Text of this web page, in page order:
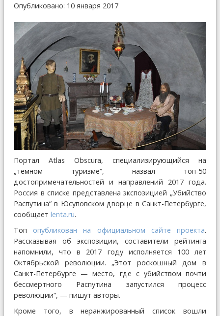
Опубликовано: 10 января 2017
Портал Atlas Obscura, специализирующийся на
„темном туризме“, назвал топ-50
достопримечательностей и направлений 2017 года.
Россия в списке представлена экспозицией „Убийство
Распутина“ в Юсуповском дворце в Санкт-Петербурге,
сообщает lenta.ru.
Топ опубликован на официальном сайте проекта.
Рассказывая об экспозиции, составители рейтинга
напомнили, что в 2017 году исполняется 100 лет
Октябрьской революции. „Этот роскошный дом в
Санкт-Петербурге — место, где с убийством почти
бессмертного Распутина запустился процесс
революции“, — пишут авторы.
Кроме того, в неранжированный список вошли